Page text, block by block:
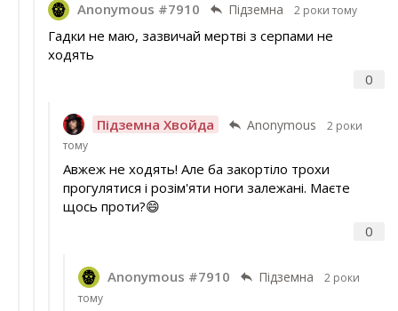
Anonymous #7910 Підземна 2 роки тому
0
Гадки не маю, зазвичай мертві з серпами не
ходять
Підземна Хвойда Anonymous
2 роки
тому
0
Авжеж не ходять! Але ба закортіло трохи
прогулятися і розім'яти ноги залежані. Маєте
щось проти?😄
Anonymous #7910 Підземна
2 роки
тому